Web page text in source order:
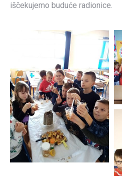
iščekujemo buduće radionice.